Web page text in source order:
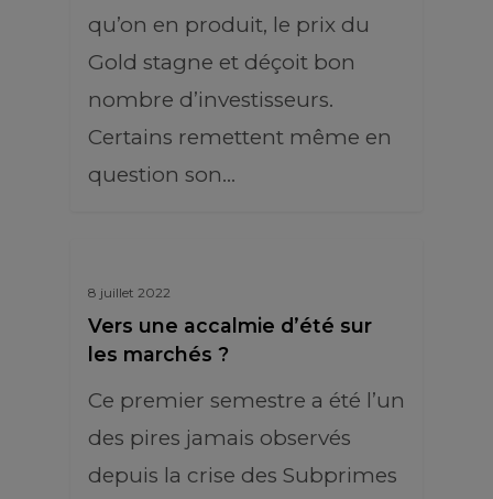
qu’on en produit, le prix du
Gold stagne et déçoit bon
nombre d’investisseurs.
Certains remettent même en
question son…
8 juillet 2022
Vers une accalmie d’été sur
les marchés ?
Ce premier semestre a été l’un
des pires jamais observés
depuis la crise des Subprimes